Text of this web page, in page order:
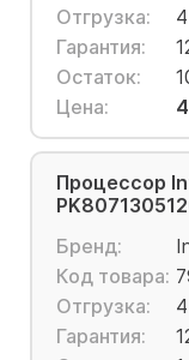
Отгрузка:
Гарантия:
Остаток:
Цена:
Процессор
Бренд:
Код товара:
Отгрузка:
Гарантия: